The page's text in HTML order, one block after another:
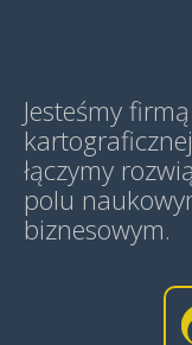
MAPY
MAPY
Jesteśmy
łączymy
polu
biznesowym.